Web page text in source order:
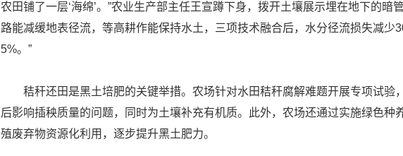
农田铺了一层‘海绵’。”农业生产部主任王宣蹲下身，拨开土壤展示埋在地下的暗
路能减缓地表径流，等高耕作能保持水土，三项技术融合后，水分径流损失减少
5%。”
秸秆还田是黑土培肥的关键举措。农场针对水田秸秆腐解难题开展专项试验
后影响插秧质量的问题，同时为土壤补充有机质。此外，农场还通过实施绿色种
殖废弃物资源化利用，逐步提升黑土肥力。